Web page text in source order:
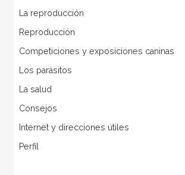
La reproducción
Reproducción
Competiciones y exposiciones caninas
Los parásitos
La salud
Consejos
Internet y direcciones útiles
Perfil